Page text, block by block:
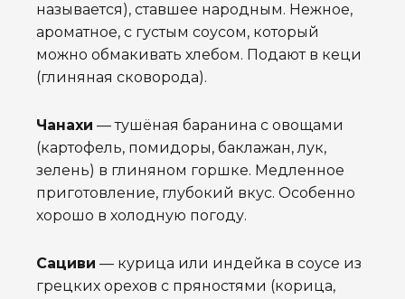
называется), ставшее народным. Нежное,
ароматное, с густым соусом, который
можно обмакивать хлебом. Подают в кеци
(глиняная сковорода).
Чанахи — тушёная баранина с овощами
(картофель, помидоры, баклажан, лук,
зелень) в глиняном горшке. Медленное
приготовление, глубокий вкус. Особенно
хорошо в холодную погоду.
Сациви — курица или индейка в соусе из
грецких орехов с пряностями (корица,